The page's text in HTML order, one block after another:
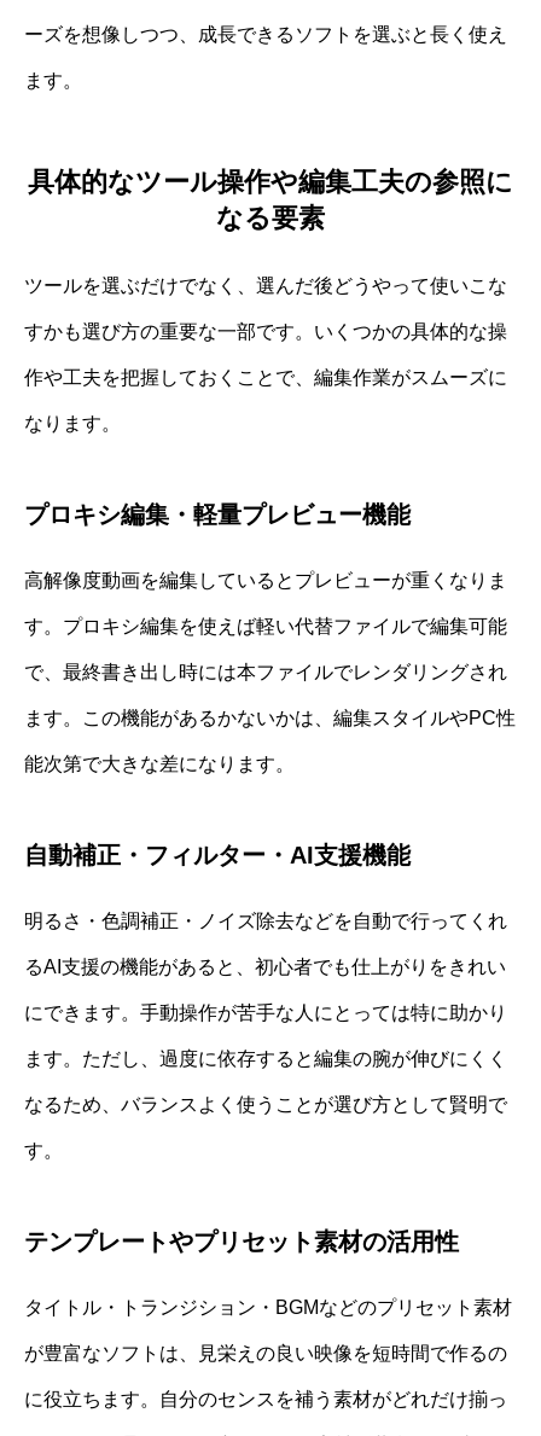
ーズを想像しつつ、成長できるソフトを選ぶと長く使え
ます。
具体的なツール操作や編集工夫の参照に
なる要素
ツールを選ぶだけでなく、選んだ後どうやって使いこな
すかも選び方の重要な一部です。いくつかの具体的な操
作や工夫を把握しておくことで、編集作業がスムーズに
なります。
プロキシ編集・軽量プレビュー機能
高解像度動画を編集しているとプレビューが重くなりま
す。プロキシ編集を使えば軽い代替ファイルで編集可能
で、最終書き出し時には本ファイルでレンダリングされ
ます。この機能があるかないかは、編集スタイルやPC性
能次第で大きな差になります。
自動補正・フィルター・AI支援機能
明るさ・色調補正・ノイズ除去などを自動で行ってくれ
るAI支援の機能があると、初心者でも仕上がりをきれい
にできます。手動操作が苦手な人にとっては特に助かり
ます。ただし、過度に依存すると編集の腕が伸びにくく
なるため、バランスよく使うことが選び方として賢明で
す。
テンプレートやプリセット素材の活用性
タイトル・トランジション・BGMなどのプリセット素材
が豊富なソフトは、見栄えの良い映像を短時間で作るの
に役立ちます。自分のセンスを補う素材がどれだけ揃っ